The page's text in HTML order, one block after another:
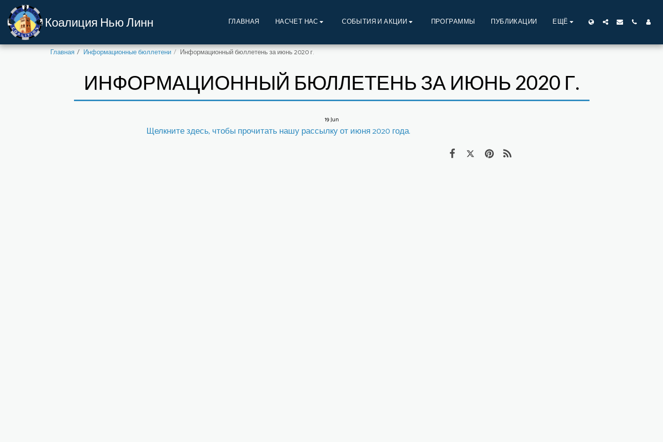
Коалиция Нью Линн ГЛАВНАЯ НАСЧЕТ НАС СОБЫТИЯ И АКЦИИ ПРОГРАММЫ ПУБЛИКАЦИИ ЕЩЁ
Главная Информационные бюллетени Информационный бюллетень за июнь 2020 г.
ИНФОРМАЦИОННЫЙ БЮЛЛЕТЕНЬ ЗА ИЮНЬ 2020 Г.
19Jun
Щелкните здесь, чтобы прочитать нашу рассылку от июня 2020 года.